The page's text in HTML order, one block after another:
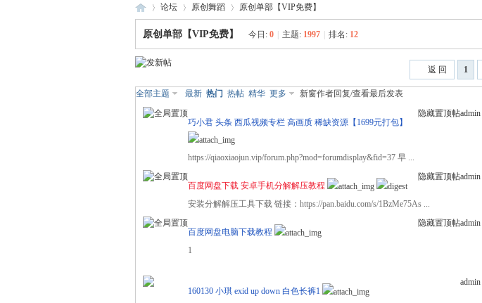
秀 »
论坛 原创舞蹈 原创单部【VIP免费】
原创单部【VIP免费】 今日: 0 主题: 1997 排名: 12
1
返 回
新窗
全部主题 最新 热门 热帖 精华 更多 作者回复/查看最后发表
隐藏置顶帖
巧小君 头条 西瓜视频专栏 高画质 稀缺资源【1699元打包】
https://qiaoxiaojun.vip/forum.php?mod=forumdisplay&fid=37 早 ...
admin
隐藏置顶帖
百度网盘下载 安卓手机分解解压教程
安装分解解压工具下载 链接：https://pan.baidu.com/s/1BzMe75As ...
admin
隐藏置顶帖
百度网盘电脑下载教程
1
admin
160130 小琪 exid up down 白色长裤1
admin